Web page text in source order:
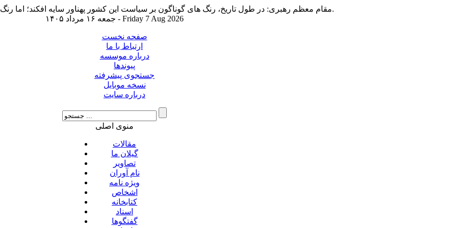
مقام معظم رهبری: در طول تاریخ، رنگ های گوناگون بر سیاست این کشور پهناور سایه افکند؛ اما رنگ ثابت مردم گیلان، رنگ ایمان بود.
جمعه ۱۶ مرداد ۱۴۰۵ - Friday 7 Aug 2026
صفحه نخست
ارتباط با ما
درباره موسسه
پیوندها
جستجوی پیشرفته
نسخه موبایل
درباره سایت
منوی اصلی
مقالات
گیلان ما
تصاویر
نام آوران
ویژه نامه
اشخاص
کتابخانه
اسناد
گفتگوها